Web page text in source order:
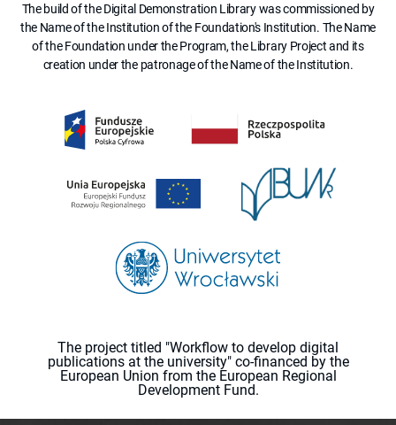
The build of the Digital Demonstration Library was commissioned by
the Name of the Institution of the Foundation's Institution. The Name
of the Foundation under the Program, the Library Project and its
creation under the patronage of the Name of the Institution.
The project titled "Workflow to develop digital
publications at the university" co-financed by the
European Union from the European Regional
Development Fund.